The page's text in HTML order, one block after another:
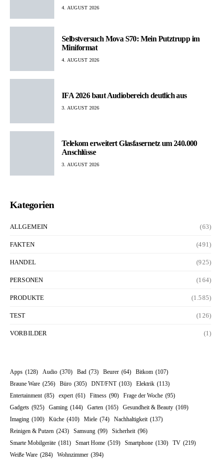
4. AUGUST 2026
Selbstversuch Mova S70: Mein Putztrupp im
Miniformat
4. AUGUST 2026
IFA 2026 baut Audiobereich deutlich aus
3. AUGUST 2026
Telekom erweitert Glasfasernetz um 240.000
Anschlüsse
3. AUGUST 2026
Kategorien
ALLGEMEIN (63)
FAKTEN (491)
HANDEL (925)
PERSONEN (164)
PRODUKTE (1.585)
TEST (126)
VORBILDER (1)
Apps (128) Audio (370) Bad (73) Beurer (64) Bitkom (107)
Braune Ware (256) Büro (305) DNT/FNT (103) Elektrik (113)
Entertainment (85) expert (61) Fitness (90) Frage der Woche (95)
Gadgets (925) Gaming (144) Garten (165) Gesundheit & Beauty (169)
Imaging (100) Küche (410) Miele (74) Nachhaltigkeit (137)
Reinigen & Putzen (243) Samsung (99) Sicherheit (96)
Smarte Mobilgeräte (181) Smart Home (519) Smartphone (130) TV (219)
Weiße Ware (284) Wohnzimmer (394)